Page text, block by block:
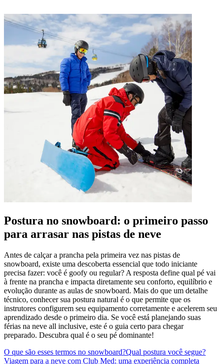
Postura no snowboard: o primeiro passo
para arrasar nas pistas de neve
Antes de calçar a prancha pela primeira vez nas pistas de
snowboard, existe uma descoberta essencial que todo iniciante
precisa fazer: você é goofy ou regular? A resposta define qual pé vai
à frente na prancha e impacta diretamente seu conforto, equilíbrio e
evolução durante as aulas de snowboard. Mais do que um detalhe
técnico, conhecer sua postura natural é o que permite que os
instrutores configurem seu equipamento corretamente e acelerem seu
aprendizado desde o primeiro dia. Se você está planejando suas
férias na neve all inclusive, este é o guia certo para chegar
preparado. Descubra qual é o seu pé dominante!
O que são esses termos no snowboard?Qual postura você segue?
Viagem para a neve com Club Med: uma experiência completa